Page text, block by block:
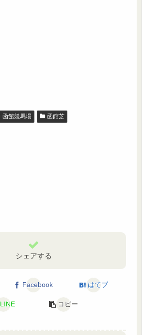
函館競馬場 函館芝
シェアする
Facebook はてブ
LINE コピー